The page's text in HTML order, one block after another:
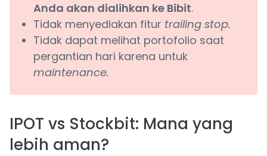
Anda akan dialihkan ke Bibit.
Tidak menyediakan fitur trailing stop.
Tidak dapat melihat portofolio saat
pergantian hari karena untuk
maintenance.
IPOT vs Stockbit: Mana yang
lebih aman?